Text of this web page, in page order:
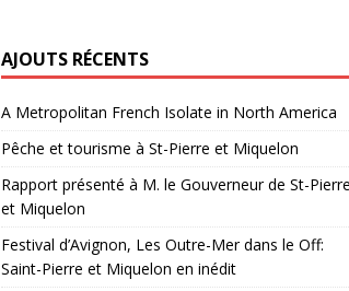
AJOUTS RÉCENTS
A Metropolitan French Isolate in North America
Pêche et tourisme à St-Pierre et Miquelon
Rapport présenté à M. le Gouverneur de St-Pierre
et Miquelon
Festival d’Avignon, Les Outre-Mer dans le Off:
Saint-Pierre et Miquelon en inédit